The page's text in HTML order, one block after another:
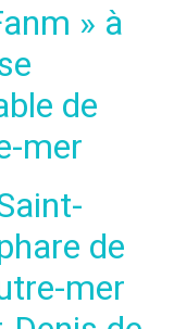
» à
de
mer
de
mer